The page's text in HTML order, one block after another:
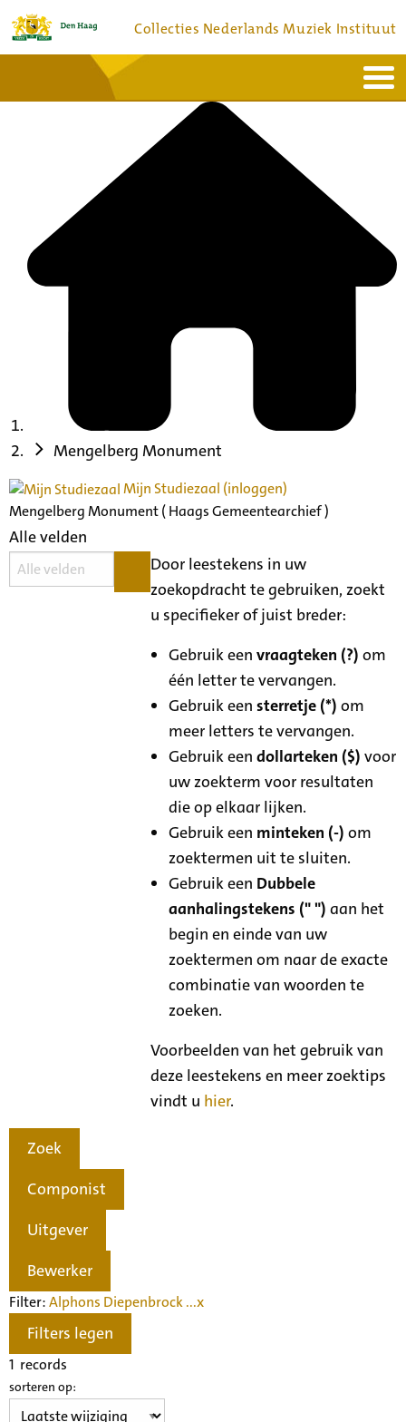
Collecties Nederlands Muziek Instituut
Bronnen en collecties
Mengelberg Monument
Mijn Studiezaal (inloggen)
Mengelberg Monument ( Haags Gemeentearchief )
Alle velden
Door leestekens in uw
zoekopdracht te gebruiken, zoekt
u specifieker of juist breder:
Gebruik eenvraagteken (?) om
één letter te vervangen.
Gebruik eensterretje (*) om
meer letters te vervangen.
Gebruik eendollarteken ($) voor
uw zoekterm voor resultaten
die op elkaar lijken.
Gebruik een minteken (-) om
zoektermen uit te sluiten.
Gebruik een Dubbele
aanhalingstekens (" ") aan het
begin en einde van uw
zoektermen om naar de exacte
combinatie van woorden te
zoeken.
Voorbeelden van het gebruik van
deze leestekens en meer zoektips
vindt u hier.
Zoek
Componist
Uitgever
Bewerker
Filter:Alphons Diepenbrock ...x
Filters legen
1 records
sorteren op: